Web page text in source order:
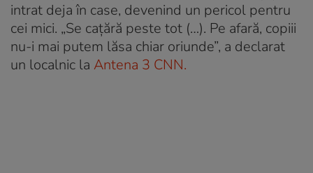
intrat deja în case, devenind un pericol pentru
cei mici. „Se cațără peste tot (…). Pe afară, copiii
nu-i mai putem lăsa chiar oriunde”, a declarat
un localnic la Antena 3 CNN.